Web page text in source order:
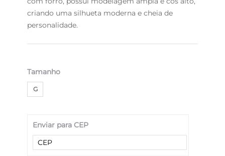
criando uma silhueta moderna e cheia de
personalidade.
Tamanho
G
Enviar para CEP